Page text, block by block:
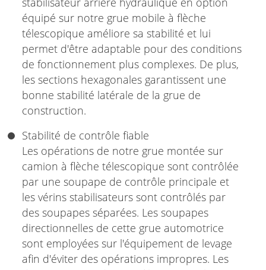
équipé sur notre grue mobile à flèche
télescopique améliore sa stabilité et lui
permet d'être adaptable pour des conditions
de fonctionnement plus complexes. De plus,
les sections hexagonales garantissent une
bonne stabilité latérale de la grue de
construction.
Stabilité de contrôle fiable
Les opérations de notre grue montée sur
camion à flèche télescopique sont contrôlée
par une soupape de contrôle principale et
les vérins stabilisateurs sont contrôlés par
des soupapes séparées. Les soupapes
directionnelles de cette grue automotrice
sont employées sur l'équipement de levage
afin d'éviter des opérations impropres. Les